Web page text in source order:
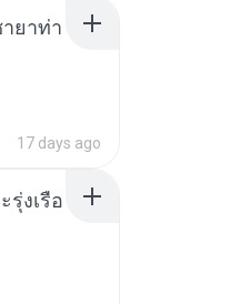
ยาท่า
17 days ago
งเรือ